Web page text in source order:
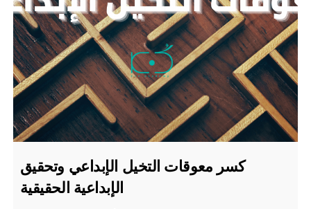
كسر معوقات التخيل الإبداعي وتحقيق
الإبداعية الحقيقية